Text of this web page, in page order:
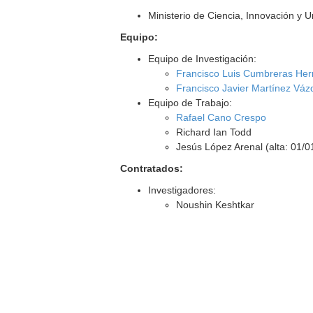
Ministerio de Ciencia, Innovación y
Equipo:
Equipo de Investigación:
Francisco Luis Cumbreras
Francisco Javier Martínez
Equipo de Trabajo:
Rafael Cano Crespo
Richard Ian Todd
Jesús López Arenal (alta: 01/
Contratados:
Investigadores:
Noushin Keshtkar